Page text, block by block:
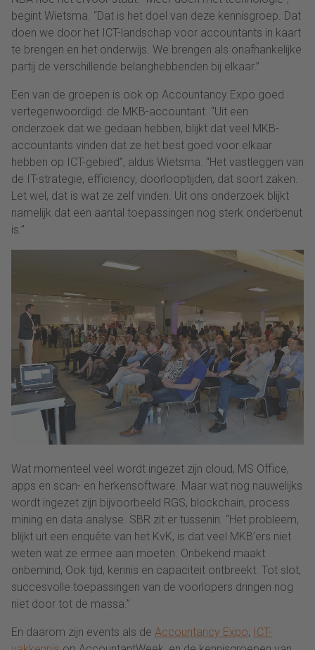
begint Wietsma. “Dat is het doel van deze kennisgroep. Dat
doen we door het ICT-landschap voor accountants in kaart
te brengen en het onderwijs. We brengen als onafhankelijke
partij de verschillende belanghebbenden bij elkaar.”
Een van de groepen is ook op Accountancy Expo goed
vertegenwoordigd: de MKB-accountant. “Uit een
onderzoek dat we gedaan hebben, blijkt dat veel MKB-
accountants vinden dat ze het best goed voor elkaar
hebben op ICT-gebied”, aldus Wietsma. “Het vastleggen van
de IT-strategie, efficiency, doorlooptijden, dat soort zaken.
Let wel, dat is wat ze zelf vinden. Uit ons onderzoek blijkt
namelijk dat een aantal toepassingen nog sterk onderbenut
is.”
Wat momenteel veel wordt ingezet zijn cloud, MS Office,
apps en scan- en herkensoftware. Maar wat nog nauwelijks
wordt ingezet zijn bijvoorbeeld RGS, blockchain, process
mining en data analyse. SBR zit er tussenin. “Het probleem,
blijkt uit een enquête van het KvK, is dat veel MKB’ers niet
weten wat ze ermee aan moeten. Onbekend maakt
onbemind, Ook tijd, kennis en capaciteit ontbreekt. Tot slot,
succesvolle toepassingen van de voorlopers dringen nog
niet door tot de massa.”
En daarom zijn events als de Accountancy Expo, ICT-